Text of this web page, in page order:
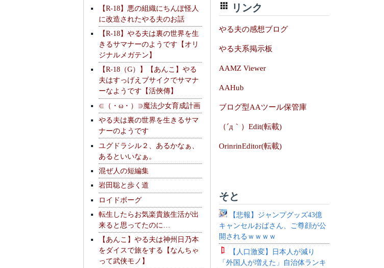
【R-18】悪の組織にちんぽ怪人
に改造されたやる夫のお話
【R-18】やる夫は裏の世界を生
きるサマナーのようです【オリ
ジナルメガテン】
【R-18（G）】【あんこ】やる
夫はすっげえブサイクでサマナ
ーなようです【活俠傳】
∈（・ω・）∋魔法少女育成計画
やる夫は裏の世界を生きるサマ
ナーのようです
ユグドラシル２、あるかなぁ、
あるといいなぁ。
混ぜ人の短編集
岩田聡と歩く道
ロイドボーグ
転生したらお気楽貴族生活が出
来ると思ってたのに…
【あんこ】やる夫は神州日乃本
をダイスで旅をする【なんちゃ
って武侠モノ】
リンク
やる夫の感想ブログ
やる夫系掲示板
AAMZ Viewer
AAHub
ブログ型AAツール保管庫
（´д｀）Edit(転載)
OrinrinEditor(転載)
そと
【悲報】ジャンプグッズ43億
キャンセルおばさん、ご尊顔が公
開されるｗｗｗｗ
【人口激変】日本人が減り
「外国人が増えた」自治体ランキ